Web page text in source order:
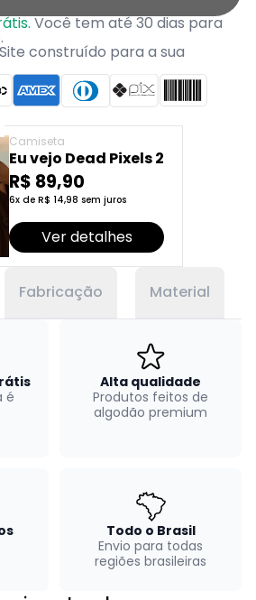
Você tem até 30 dias para
Site construído para a sua
Camiseta
Eu vejo Dead Pixels 2
R$ 89,90
6x de R$ 14,98 sem juros
Ver detalhes
Fabricação Material
é
Alta qualidade
Produtos feitos de
algodão premium
Todo o Brasil
Envio para todas
regiões brasileiras